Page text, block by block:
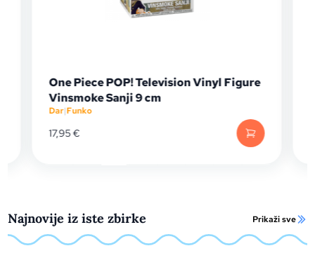
One Piece POP! Television Vinyl Figure
Vinsmoke Sanji 9 cm
Dar|Funko
17,95€
Najnovije iz iste zbirke Prikaži sve